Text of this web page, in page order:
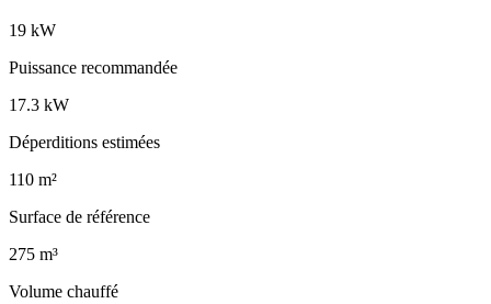
19 kW
Puissance recommandée
17.3 kW
Déperditions estimées
110 m²
Surface de référence
275 m³
Volume chauffé